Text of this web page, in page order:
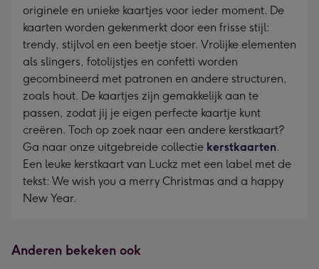
originele en unieke kaartjes voor ieder moment. De
kaarten worden gekenmerkt door een frisse stijl:
trendy, stijlvol en een beetje stoer. Vrolijke elementen
als slingers, fotolijstjes en confetti worden
gecombineerd met patronen en andere structuren,
zoals hout. De kaartjes zijn gemakkelijk aan te
passen, zodat jij je eigen perfecte kaartje kunt
creëren. Toch op zoek naar een andere kerstkaart?
Ga naar onze uitgebreide collectie kerstkaarten.
Een leuke kerstkaart van Luckz met een label met de
tekst: We wish you a merry Christmas and a happy
New Year.
Anderen bekeken ook